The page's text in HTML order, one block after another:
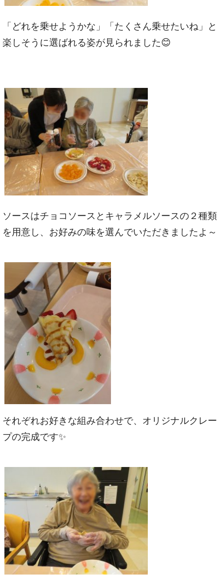
「どれを乗せようかな」「たくさん乗せたいね」と
楽しそうに選ばれる姿が見られました😊
ソースはチョコソースとキャラメルソースの２種類
を用意し、お好みの味を選んでいただきましたよ～
それぞれお好きな組み合わせで、オリジナルクレー
プの完成です✨